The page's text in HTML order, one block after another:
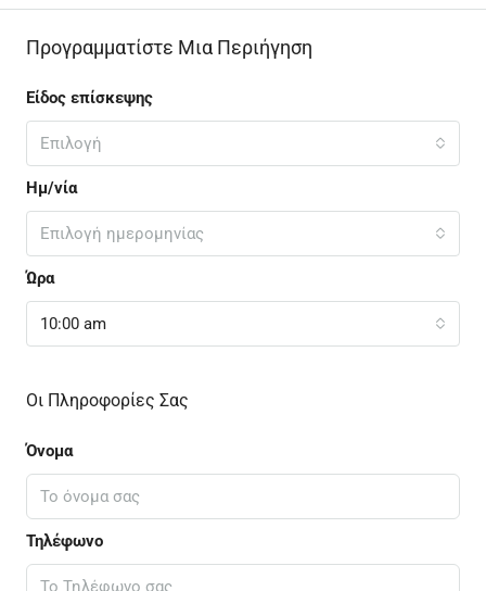
Προγραμματίστε Μια Περιήγηση
Είδος επίσκεψης
Επιλογή
Ημ/νία
Επιλογή ημερομηνίας
Ώρα
10:00 am
Οι Πληροφορίες Σας
Όνομα
Τηλέφωνο